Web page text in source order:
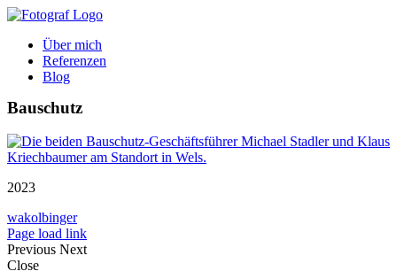
Zum
springenÜber mich
Referenzen
Blog
Bauschutz
2023
wakolbinger
Page load link
Previous Next
Close